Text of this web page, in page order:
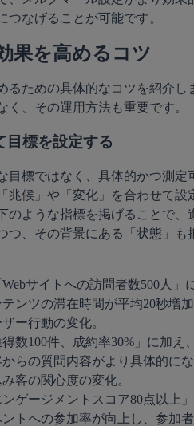
つなげることが可能です。
果を高めるコツ
るための具体的なコツを紹介し
、その運用方法も重要です。
目標を設定する
目標ではなく、具体的かつ測定
兆候」や「変化」を合わせて設
のような指標を掲げることで、
つ、その背景にある「状態」も
サイトへの訪問者数500人」
ンツの滞在時間が平均20秒増加
ー行動の変化。
数100件、成約率30%」に加え
からの質問内容がより具体的にな
客の関心度の変化。
ゲージメントスコア80点以上」
トへの参加率が向上し、参加者